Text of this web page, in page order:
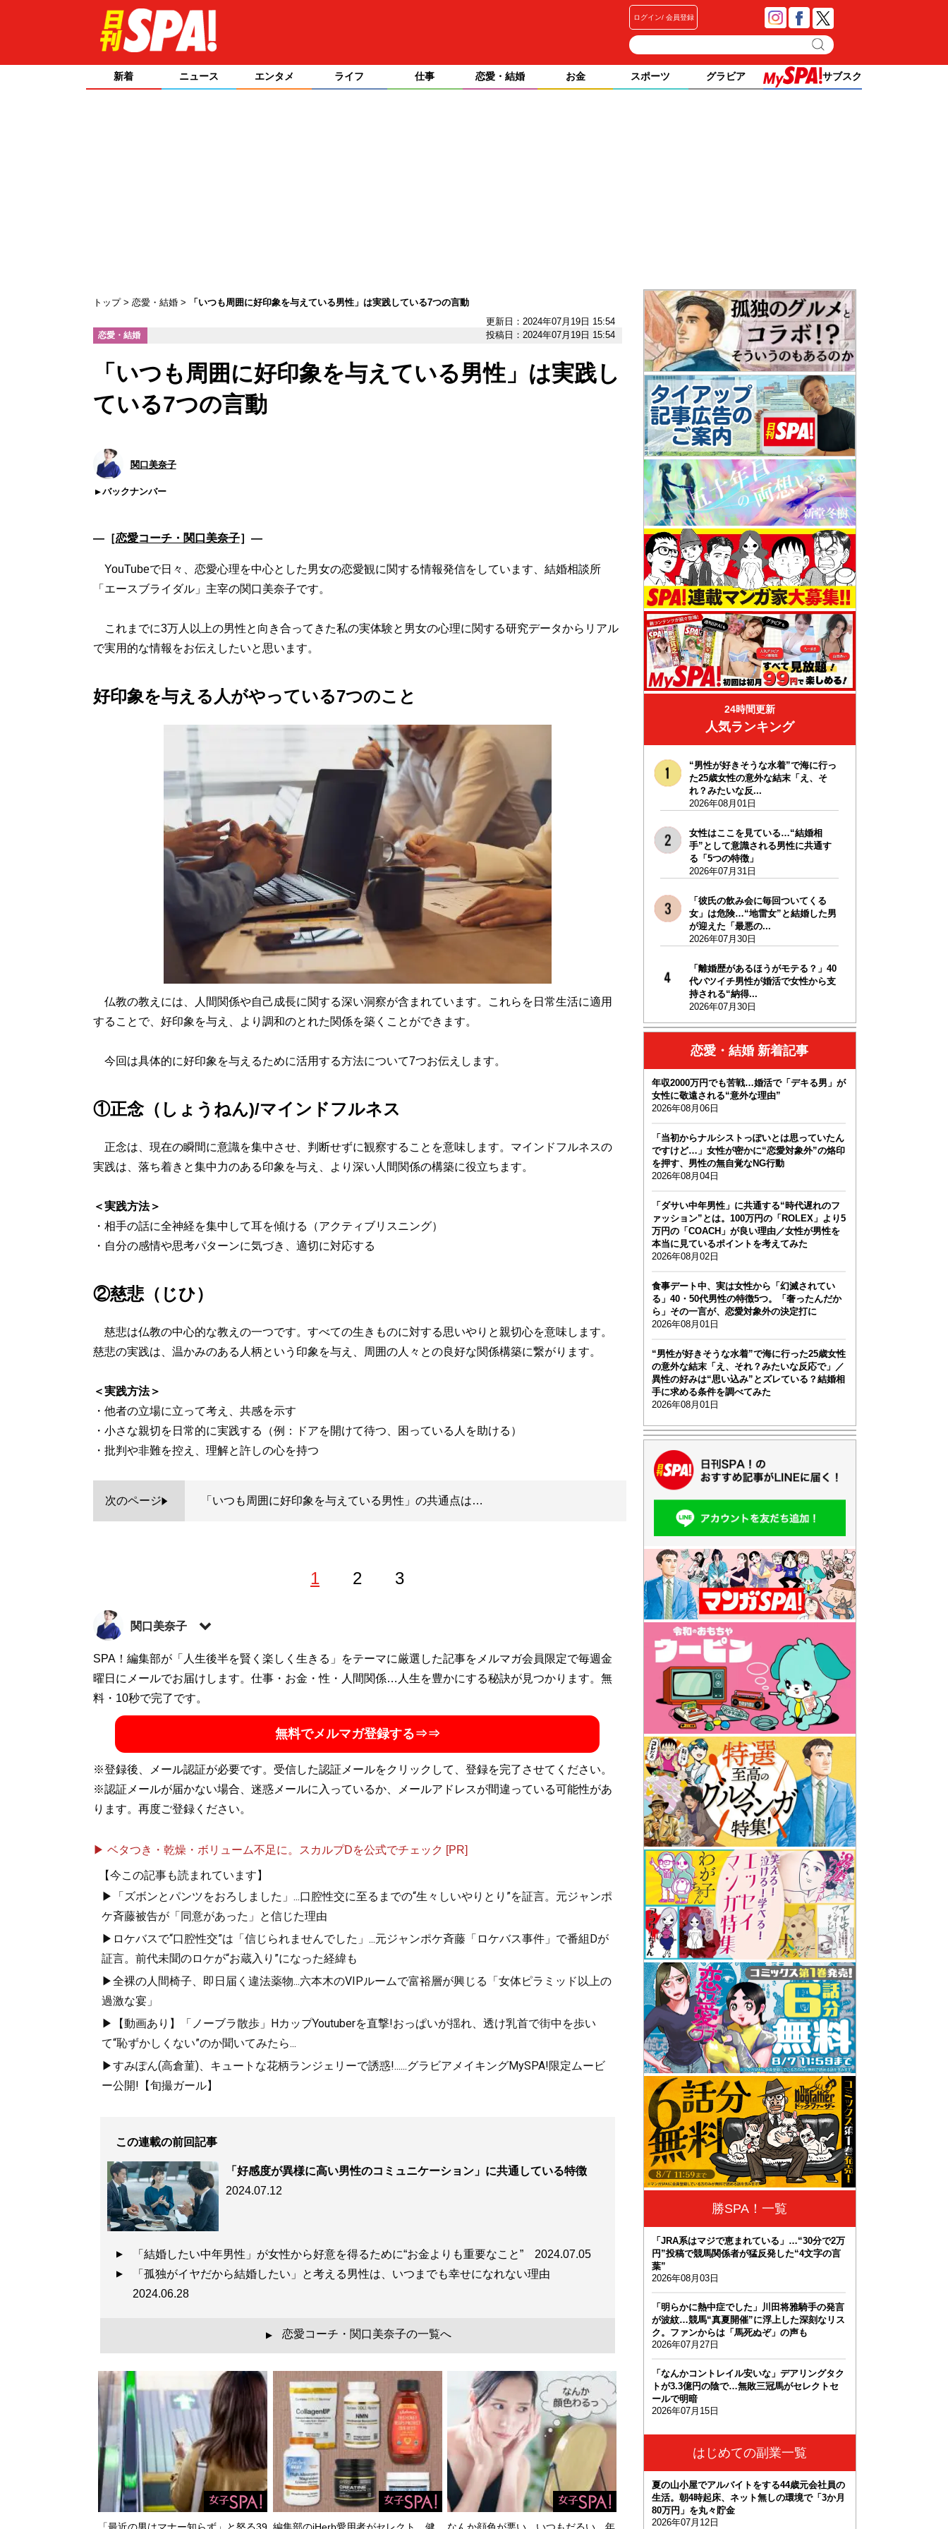
ログイン 会員登録
新着 ニュース エンタメ ライフ 仕事 恋愛・結婚 お金 スポーツ グラビア サブスク
トップ 恋愛・結婚
「いつも周囲に好印象を与えている男性」は実践している7つの言動
更新日：2024年07月19日 15:54
恋愛・結婚 投稿日：2024年07月19日 15:54
「いつも周囲に好印象を与えている男性」は実践し
ている7つの言動
関口美奈子
バックナンバー
―［恋愛コーチ・関口美奈子］―
YouTubeで日々、恋愛心理を中心とした男女の恋愛観に関する情報発信をしています、結婚相談所
「エースブライダル」主宰の関口美奈子です。
これまでに3万人以上の男性と向き合ってきた私の実体験と男女の心理に関する研究データからリアル
で実用的な情報をお伝えしたいと思います。
好印象を与える人がやっている7つのこと
仏教の教えには、人間関係や自己成長に関する深い洞察が含まれています。これらを日常生活に適用
することで、好印象を与え、より調和のとれた関係を築くことができます。
今回は具体的に好印象を与えるために活用する方法について7つお伝えします。
①正念（しょうねん)/マインドフルネス
正念は、現在の瞬間に意識を集中させ、判断せずに観察することを意味します。マインドフルネスの
実践は、落ち着きと集中力のある印象を与え、より深い人間関係の構築に役立ちます。
＜実践方法＞
・相手の話に全神経を集中して耳を傾ける（アクティブリスニング）
・自分の感情や思考パターンに気づき、適切に対応する
②慈悲（じひ）
慈悲は仏教の中心的な教えの一つです。すべての生きものに対する思いやりと親切心を意味します。
慈悲の実践は、温かみのある人柄という印象を与え、周囲の人々との良好な関係構築に繋がります。
＜実践方法＞
・他者の立場に立って考え、共感を示す
・小さな親切を日常的に実践する（例：ドアを開けて待つ、困っている人を助ける）
・批判や非難を控え、理解と許しの心を持つ
次のページ 「いつも周囲に好印象を与えている男性」の共通点は…
1 2 3
関口美奈子
恋愛コーチ。結婚相談所「エースブライダル 」主宰。メンズ化粧品「ISIKI」開発ディレクター。オフィ
シャルサイト「sekiguchiminako.com」。YouTubeチャンネル「みなこの圧倒的モテ男TV」は開設1年半
で総再生数が5000万回を突破（Xアカウント:
『気遣いを恋と勘違いする男、優しさを愛と勘違いする女 相手の本性を見抜
き、最高のベストパートナーを見つける男と女の心理ルール 』
「本当に自分に合うベストパートナー」を見抜く全技術！
『「最初の男」になりたがる男、「最後の女」になりたがる女 夜の世界で学
ぶ男と女の新・心理大全』
男の浮気は副業、女の浮気は転職活動？
記事一覧へ
SPA！編集部が「人生後半を賢く楽しく生きる」をテーマに厳選した記事をメルマガ会員限定で毎週金
曜日にメールでお届けします。仕事・お金・性・人間関係…人生を豊かにする秘訣が見つかります。無
料・10秒で完了です。
無料でメルマガ登録する⇒⇒
※登録後、メール認証が必要です。受信した認証メールをクリックして、登録を完了させてください。
※認証メールが届かない場合、迷惑メールに入っているか、メールアドレスが間違っている可能性があ
ります。再度ご登録ください。
▶ ベタつき・乾燥・ボリューム不足に。スカルプDを公式でチェック [PR]
【今この記事も読まれています】
▶「ズボンとパンツをおろしました」...口腔性交に至るまでの“生々しいやりとり”を証言。元ジャンポ
ケ斉藤被告が「同意があった」と信じた理由
▶ロケバスで“口腔性交”は「信じられませんでした」...元ジャンポケ斉藤「ロケバス事件」で番組Dが
証言。前代未聞のロケが“お蔵入り”になった経緯も
▶全裸の人間椅子、即日届く違法薬物...六本木のVIPルームで富裕層が興じる「女体ピラミッド以上の
過激な宴」
▶【動画あり】「ノーブラ散歩」HカップYoutuberを直撃!おっぱいが揺れ、透け乳首で街中を歩い
て“恥ずかしくない”のか聞いてみたら...
▶すみぽん(高倉菫)、キュートな花柄ランジェリーで誘惑!......グラビアメイキングMySPA!限定ムービ
ー公開!【旬撮ガール】
この連載の前回記事
「好感度が異様に高い男性のコミュニケーション」に共通している特徴
2024.07.12
「結婚したい中年男性」が女性から好意を得るために“お金よりも重要なこと” 2024.07.05
「孤独がイヤだから結婚したい」と考える男性は、いつまでも幸せになれない理由
2024.06.28
▲ 恋愛コーチ・関口美奈子の一覧へ
「最近の男はマナー知らず」と怒る39 編集部のiHerb愛用者がセレクト。健 なんか顔色が悪い、いつもだるい…年
24時間更新
人気ランキング
“男性が好きそうな水着”で海に行っ
た25歳女性の意外な結末「え、そ
れ？みたいな反...
2026年08月01日
女性はここを見ている…“結婚相
手”として意識される男性に共通す
る「5つの特徴」
2026年07月31日
「彼氏の飲み会に毎回ついてくる
女」は危険…“地雷女”と結婚した男
が迎えた「最悪の...
2026年07月30日
「離婚歴があるほうがモテる？」40
代バツイチ男性が婚活で女性から支
持される“納得...
2026年07月30日
恋愛・結婚 新着記事
年収2000万円でも苦戦…婚活で「デキる男」が
女性に敬遠される“意外な理由”
2026年08月06日
「当初からナルシストっぽいとは思っていたん
ですけど…」女性が密かに“恋愛対象外”の烙印
を押す、男性の無自覚なNG行動
2026年08月04日
「ダサい中年男性」に共通する“時代遅れのフ
ァッション”とは。100万円の「ROLEX」より5
万円の「COACH」が良い理由／女性が男性を
本当に見ているポイントを考えてみた
2026年08月02日
食事デート中、実は女性から「幻滅されてい
る」40・50代男性の特徴5つ。「奢ったんだか
ら」その一言が、恋愛対象外の決定打に
2026年08月01日
“男性が好きそうな水着”で海に行った25歳女性
の意外な結末「え、それ？みたいな反応で」／
異性の好みは“思い込み”とズレている？結婚相
手に求める条件を調べてみた
2026年08月01日
勝SPA！一覧
「JRA系はマジで恵まれている」…“30分で2万
円”投稿で競馬関係者が猛反発した“4文字の言
葉”
2026年08月03日
「明らかに熱中症でした」川田将雅騎手の発言
が波紋…競馬“真夏開催”に浮上した深刻なリス
ク。ファンからは「馬死ぬぞ」の声も
2026年07月27日
「なんかコントレイル安いな」デアリングタク
トが3.3億円の陰で…無敗三冠馬がセレクトセ
ールで明暗
2026年07月15日
はじめての副業一覧
夏の山小屋でアルバイトをする44歳元会社員の
生活。朝4時起床、ネット無しの環境で「3か月
80万円」を丸々貯金
2026年07月12日